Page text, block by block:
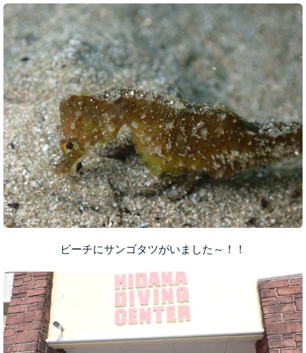
ビーチにサンゴタツがいました～！！